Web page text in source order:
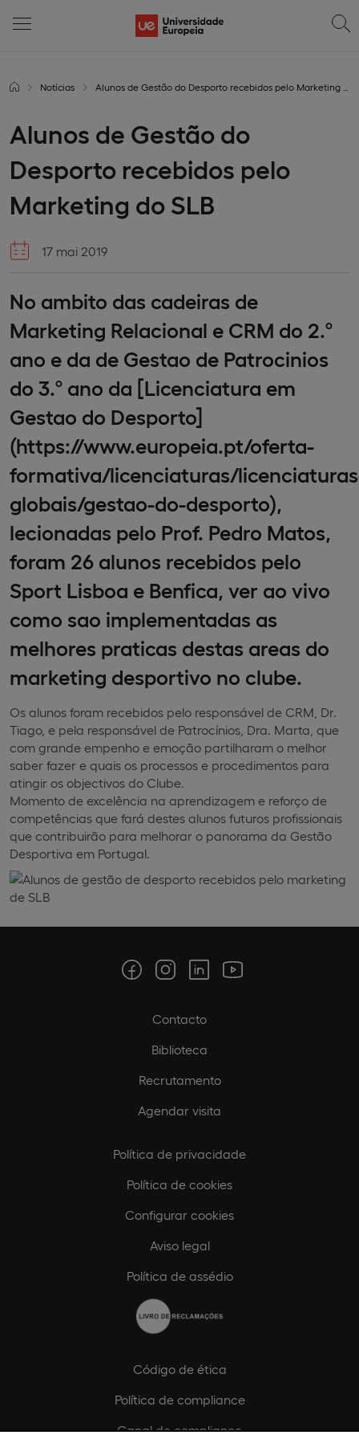
Notícias Alunos de Gestão do Desporto recebidos pelo Marketing do SLB
Alunos de Gestão do
Desporto recebidos pelo
Marketing do SLB
17 mai 2019
No ambito das cadeiras de
Marketing Relacional e CRM do 2.º
ano e da de Gestao de Patrocinios
do 3.º ano da [Licenciatura em
Gestao do Desporto]
(https://www.europeia.pt/oferta-
formativa/licenciaturas/
globais/gestao-do-desporto),
lecionadas pelo Prof. Pedro Matos,
foram 26 alunos recebidos pelo
Sport Lisboa e Benfica, ver ao vivo
como sao implementadas as
melhores praticas destas areas do
marketing desportivo no clube.
Os alunos foram recebidos pelo responsável de CRM, Dr.
Tiago, e pela responsável de Patrocínios, Dra. Marta, que
com grande empenho e emoção partilharam o melhor
saber fazer e quais os processos e procedimentos para
atingir os objectivos do Clube.
Momento de excelência na aprendizagem e reforço de
competências que fará destes alunos futuros profissionais
que contribuirão para melhorar o panorama da Gestão
Desportiva em Portugal.
Contacto
Biblioteca
Recrutamento
Agendar visita
Política de privacidade
Política de cookies
Configurar cookies
Aviso legal
Política de assédio
Código de ética
Política de compliance
Canal de compliance